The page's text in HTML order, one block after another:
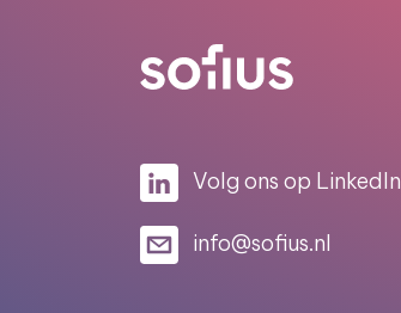
Volg ons op LinkedIn
info@sofius.nl